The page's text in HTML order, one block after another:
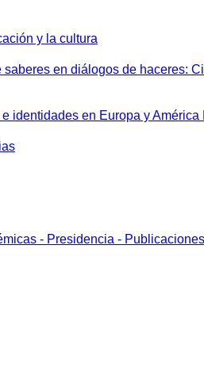
y la cultura
saberes en diálogos de haceres:
identidades en Europa y América
- Presidencia - Publicaciones